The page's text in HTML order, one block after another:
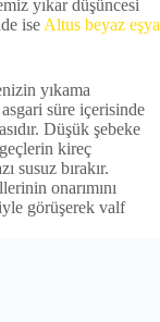
yıkar düşüncesi
ise Altus beyaz eşya
yıkama
süre içerisinde
Düşük şebeke
kireç
susuz bırakır.
onarımını
görüşerek valf